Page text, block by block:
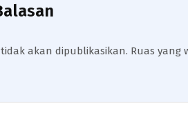
akan dipublikasikan. Ruas yang